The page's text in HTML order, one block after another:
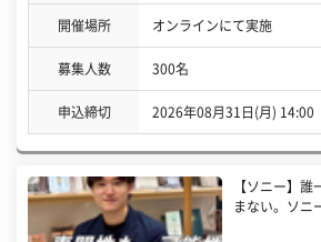
開催場所 オンラインにて実施
募集人数 300名
申込締切 2026年08月31日(月) 14:00
【ソニー】
まない。ソニ